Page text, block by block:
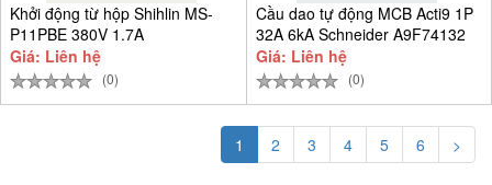
Khởi động từ hộp Shihlin MS-
P11PBE 380V 1.7A
Giá: Liên hệ
(0)
Cầu dao tự động MCB Acti9 1P
32A 6kA Schneider A9F74132
Giá: Liên hệ
(0)
1 2 3 4 5 6 >